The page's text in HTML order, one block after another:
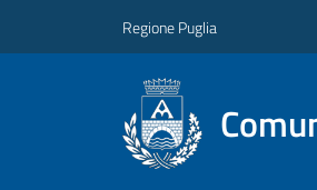
Regione Puglia